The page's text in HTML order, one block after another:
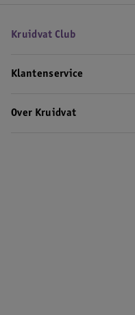
Kruidvat Club
Klantenservice
Over Kruidvat